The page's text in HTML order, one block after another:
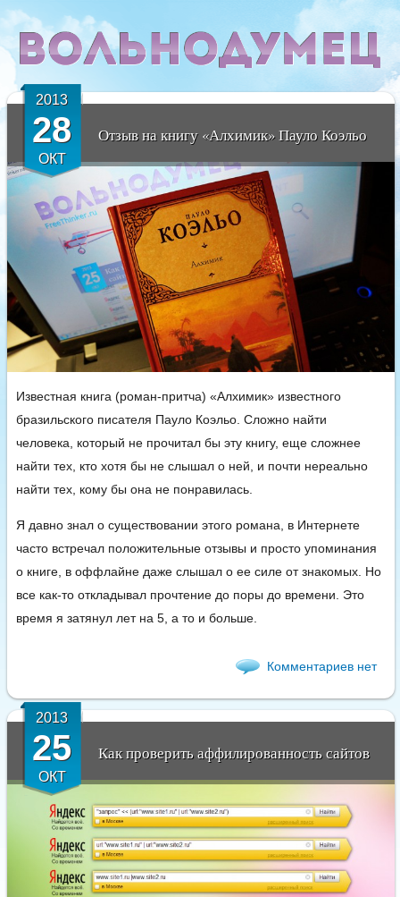
2013
28
ОКТ
Отзыв на книгу «Алхимик» Пауло Коэльо
Известная книга (роман-притча) «Алхимик» известного
бразильского писателя Пауло Коэльо. Сложно найти
человека, который не прочитал бы эту книгу, еще сложнее
найти тех, кто хотя бы не слышал о ней, и почти нереально
найти тех, кому бы она не понравилась.
Я давно знал о существовании этого романа, в Интернете
часто встречал положительные отзывы и просто упоминания
о книге, в оффлайне даже слышал о ее силе от знакомых. Но
все как-то откладывал прочтение до поры до времени. Это
время я затянул лет на 5, а то и больше.
Комментариев нет
2013
25
ОКТ
Как проверить аффилированность сайтов